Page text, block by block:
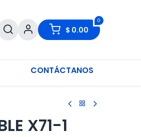
0
$ 0.00
CONTÁCTANOS
X71-1